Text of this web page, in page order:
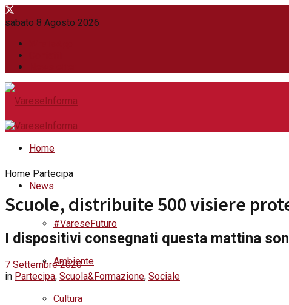
sabato 8 Agosto 2026
Home
News
#VareseFuturo
Ambiente
Cultura
Home Partecipa
Scuole, distribuite 500 visiere
I dispositivi consegnati questa mattina
7 Settembre 2020
in Partecipa, Scuola&Formazione, Sociale